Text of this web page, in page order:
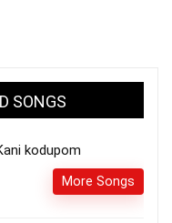
SONGS
kodupom
More Songs